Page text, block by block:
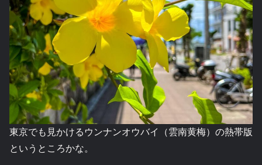
東京でも見かけるウンナンオウバイ（雲南黄梅）の熱帯版
というところかな。